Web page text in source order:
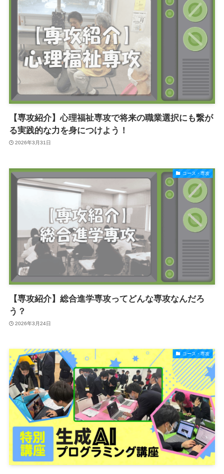
【専攻紹介】心理福祉専攻で将来の職業選択にも繋が
る実践的な力を身につけよう！
2026年3月31日
コース・専攻
【専攻紹介】総合進学専攻ってどんな専攻なんだろ
う？
2026年3月24日
コース・専攻